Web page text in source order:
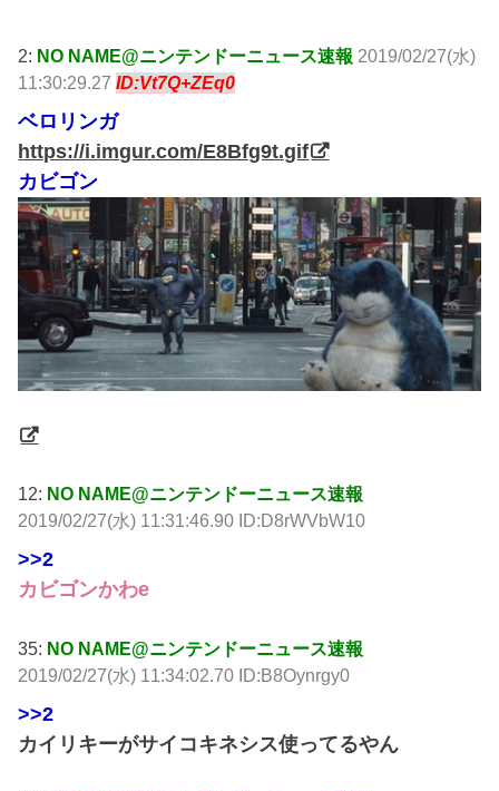
2: NO NAME@ニンテンドーニュース速報 2019/02/27(水)
11:30:29.27ID:Vt7Q+ZEq0
ベロリンガ
https://i.imgur.com/E8Bfg9t.gif
カビゴン
12: NO NAME@ニンテンドーニュース速報
2019/02/27(水) 11:31:46.90 ID:D8rWVbW10
>>2
カビゴンかわe
35: NO NAME@ニンテンドーニュース速報
2019/02/27(水) 11:34:02.70 ID:B8Oynrgy0
>>2
カイリキーがサイコキネシス使ってるやん